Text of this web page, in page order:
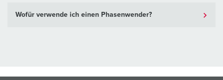
Wofür verwende ich einen Phasenwender?